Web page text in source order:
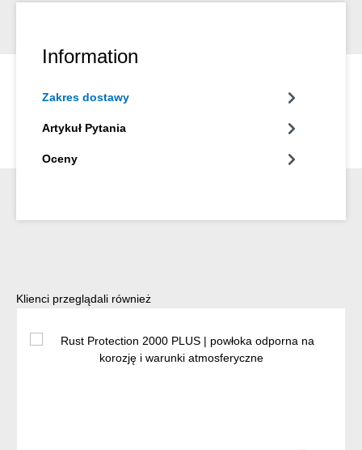
Information
Zakres dostawy
Artykuł Pytania
Oceny
Pomiń galerię produktów
Klienci przeglądali również